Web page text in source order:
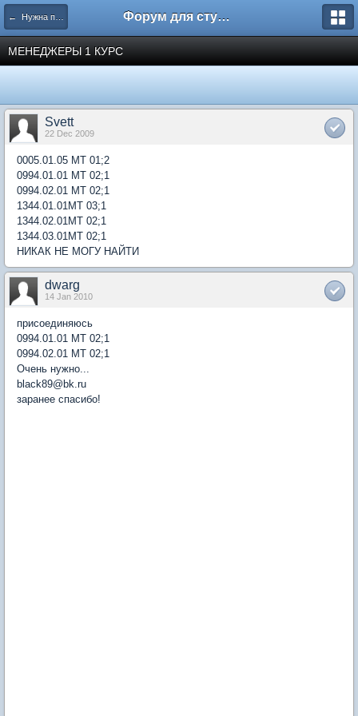
← Нужна помощь Форум для студента СГА
МЕНЕДЖЕРЫ 1 КУРС
Svett
22 Dec 2009
0005.01.05 МТ 01;2
0994.01.01 МТ 02;1
0994.02.01 МТ 02;1
1344.01.01МТ 03;1
1344.02.01МТ 02;1
1344.03.01МТ 02;1
НИКАК НЕ МОГУ НАЙТИ
dwarg
14 Jan 2010
присоединяюсь
0994.01.01 МТ 02;1
0994.02.01 МТ 02;1
Очень нужно...
black89@bk.ru
заранее спасибо!